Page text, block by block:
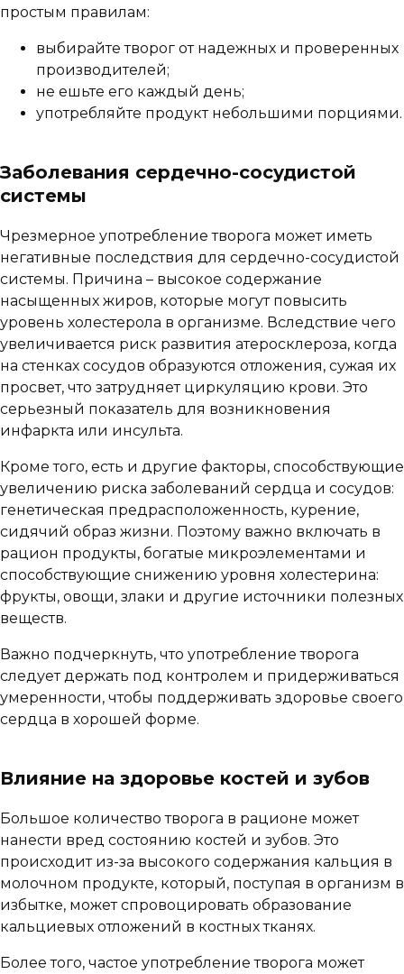
простым правилам:
выбирайте творог от надежных и проверенных
производителей;
не ешьте его каждый день;
употребляйте продукт небольшими порциями.
Заболевания сердечно-сосудистой
системы
Чрезмерное употребление творога может иметь
негативные последствия для сердечно-сосудистой
системы. Причина – высокое содержание
насыщенных жиров, которые могут повысить
уровень холестерола в организме. Вследствие чего
увеличивается риск развития атеросклероза, когда
на стенках сосудов образуются отложения, сужая их
просвет, что затрудняет циркуляцию крови. Это
серьезный показатель для возникновения
инфаркта или инсульта.
Кроме того, есть и другие факторы, способствующие
увеличению риска заболеваний сердца и сосудов:
генетическая предрасположенность, курение,
сидячий образ жизни. Поэтому важно включать в
рацион продукты, богатые микроэлементами и
способствующие снижению уровня холестерина:
фрукты, овощи, злаки и другие источники полезных
веществ.
Важно подчеркнуть, что употребление творога
следует держать под контролем и придерживаться
умеренности, чтобы поддерживать здоровье своего
сердца в хорошей форме.
Влияние на здоровье костей и зубов
Большое количество творога в рационе может
нанести вред состоянию костей и зубов. Это
происходит из-за высокого содержания кальция в
молочном продукте, который, поступая в организм в
избытке, может спровоцировать образование
кальциевых отложений в костных тканях.
Более того, частое употребление творога может